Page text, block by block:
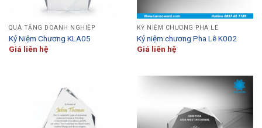
QUÀ TẶNG DOANH NGHIỆP
Kỷ Niệm Chương KLA05
Giá liên hệ
KỶ NIỆM CHƯƠNG PHA LÊ
Kỷ niệm chương Pha Lê K002
Giá liên hệ